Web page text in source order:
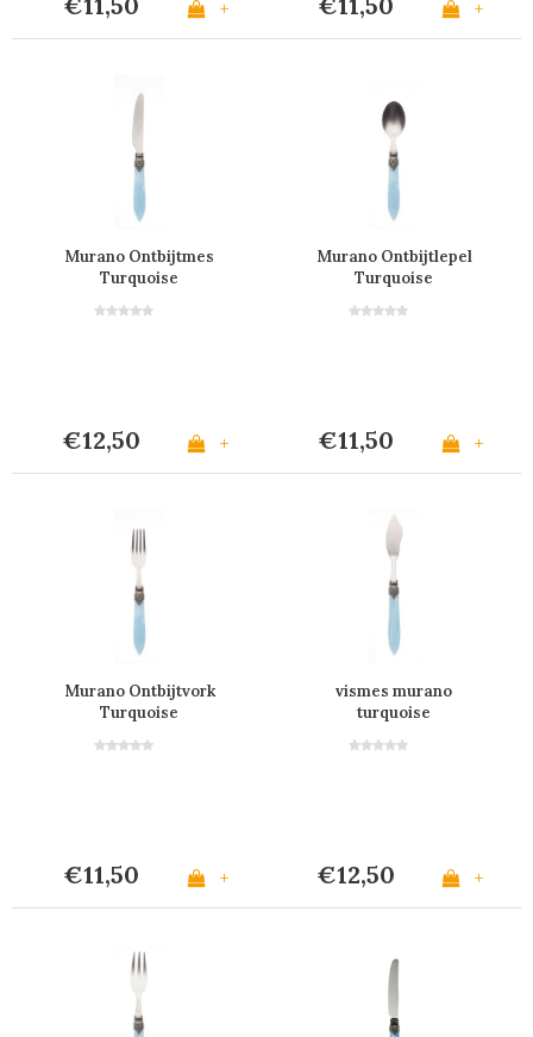
+ +
Murano Ontbijtmes
Turquoise
€12,50 +
Murano Ontbijtlepel
Turquoise
€11,50 +
Murano Ontbijtvork
Turquoise
€11,50 +
vismes murano
turquoise
€12,50 +